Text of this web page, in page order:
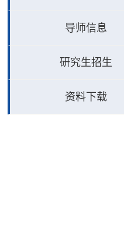
导师信息
研究生招生
资料下载